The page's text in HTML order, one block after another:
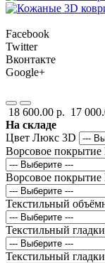
Facebook
Twitter
Вконтакте
Google+
18 600.00 р. 17
На складе
Цвет Люкс 3D
Ворсовое
Ворсовое
Текстильный
Текстильный
Текстильный